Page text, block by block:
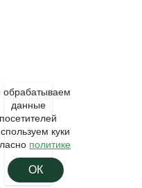
данные
посетителей
куки
политике
ОК